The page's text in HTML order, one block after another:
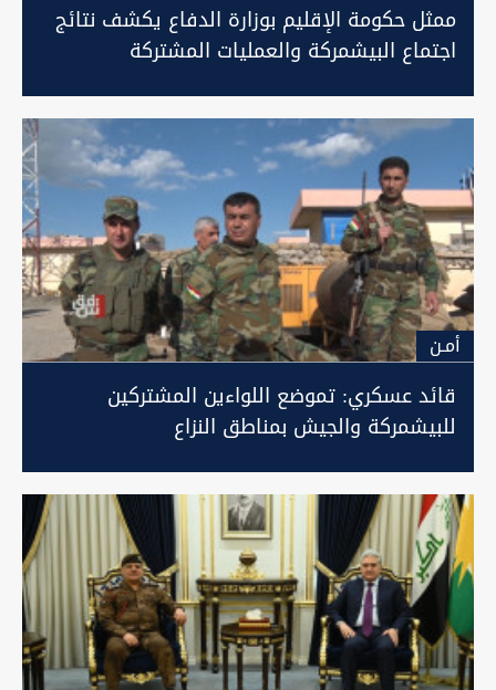
ممثل حكومة الإقليم بوزارة الدفاع يكشف نتائج
اجتماع البيشمركة والعمليات المشتركة
أمـن
قائد عسكري: تموضع اللواءين المشتركين
للبيشمركة والجيش بمناطق النزاع